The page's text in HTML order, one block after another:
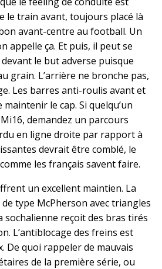
le train avant, toujours placé là
avant-centre au football. Un
appelle ça. Et puis, il peut se
le but adverse puisque
grain. L’arrière ne bronche pas,
Les barres anti-roulis avant et
le cap. Si quelqu’un
demandez un parcours
en ligne droite par rapport à
devrait être comblé, le
les français savent faire.
un excellent maintien. La
type McPherson avec triangles
sochalienne reçoit des bras tirés
L’antiblocage des freins est
De quoi rappeler de mauvais
de la première série, ou